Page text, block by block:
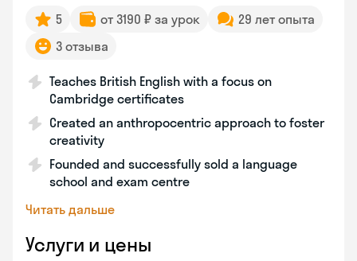
5 от 3190 ₽ за урок
29 лет опыта
3 отзыва
Teaches British English with a focus on
Cambridge certificates
Created an anthropocentric approach to foster
creativity
Founded and successfully sold a language
school and exam centre
Читать дальше
Услуги и цены